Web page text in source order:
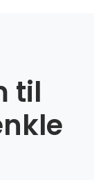
til